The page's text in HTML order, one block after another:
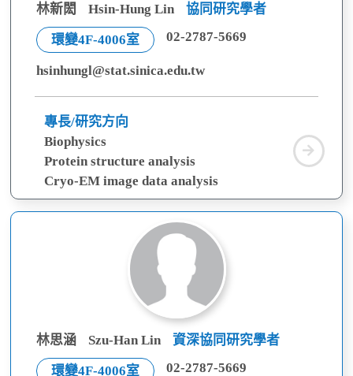
林新閎 Hsin-Hung Lin 協同研究學者
環變4F-4006室 02-2787-5669
hsinhungl@stat.sinica.edu.tw
專長/研究方向
Biophysics
Protein structure analysis
Cryo-EM image data analysis
林
新
林思涵 Szu-Han Lin 資深協同研究學者
環變4F-4006室 02-2787-5669